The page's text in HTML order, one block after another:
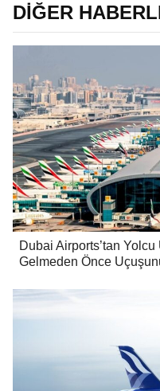
DİĞER
Dubai Airports’tan Yolcu
Gelmeden Önce